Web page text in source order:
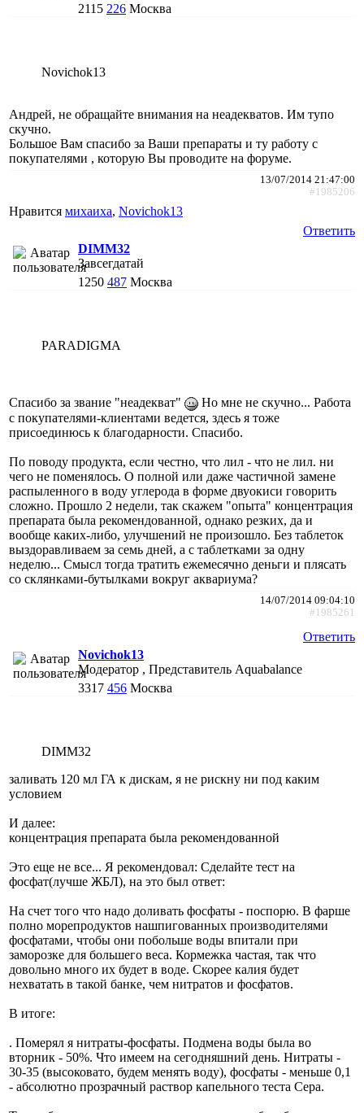
2115 226 Москва
Novichok13
Андрей, не обращайте внимания на неадекватов. Им тупо
скучно.
Большое Вам спасибо за Ваши препараты и ту работу с
покупателями , которую Вы проводите на форуме.
13/07/2014 21:47:00
#1985206
Нравится михаиха, Novichok13
Ответить
DIMM32
Завсегдатай
1250 487 Москва
PARADIGMA
Спасибо за звание "неадекват"
Но мне не скучно... Работа
с покупателями-клиентами ведется, здесь я тоже
присоединюсь к благодарности. Спасибо.
По поводу продукта, если честно, что лил - что не лил. ни
чего не поменялось. О полной или даже частичной замене
распыленного в воду углерода в форме двуокиси говорить
сложно. Прошло 2 недели, так скажем "опыта" концентрация
препарата была рекомендованной, однако резких, да и
вообще каких-либо, улучшений не произошло. Без таблеток
выздоравливаем за семь дней, а с таблетками за одну
неделю... Смысл тогда тратить ежемесячно деньги и плясать
со склянками-бутылками вокруг аквариума?
14/07/2014 09:04:10
#1985261
Ответить
Novichok13
Модератор , Представитель Aquabalance
3317 456 Москва
DIMM32
заливать 120 мл ГА к дискам, я не рискну ни под каким
условием
И далее:
концентрация препарата была рекомендованной
Это еще не все... Я рекомендовал: Сделайте тест на
фосфат(лучше ЖБЛ), на это был ответ:
На счет того что надо доливать фосфаты - поспорю. В фарше
полно морепродуктов нашпигованных производителями
фосфатами, чтобы они побольше воды впитали при
заморозке для большего веса. Кормежка частая, так что
довольно много их будет в воде. Скорее калия будет
нехватать в такой банке, чем нитратов и фосфатов.
В итоге:
. Померял я нитраты-фосфаты. Подмена воды была во
вторник - 50%. Что имеем на сегодняшний день. Нитраты -
30-35 (высоковато, будем менять воду), фосфаты - меньше 0,1
- абсолютно прозрачный раствор капельного теста Сера.